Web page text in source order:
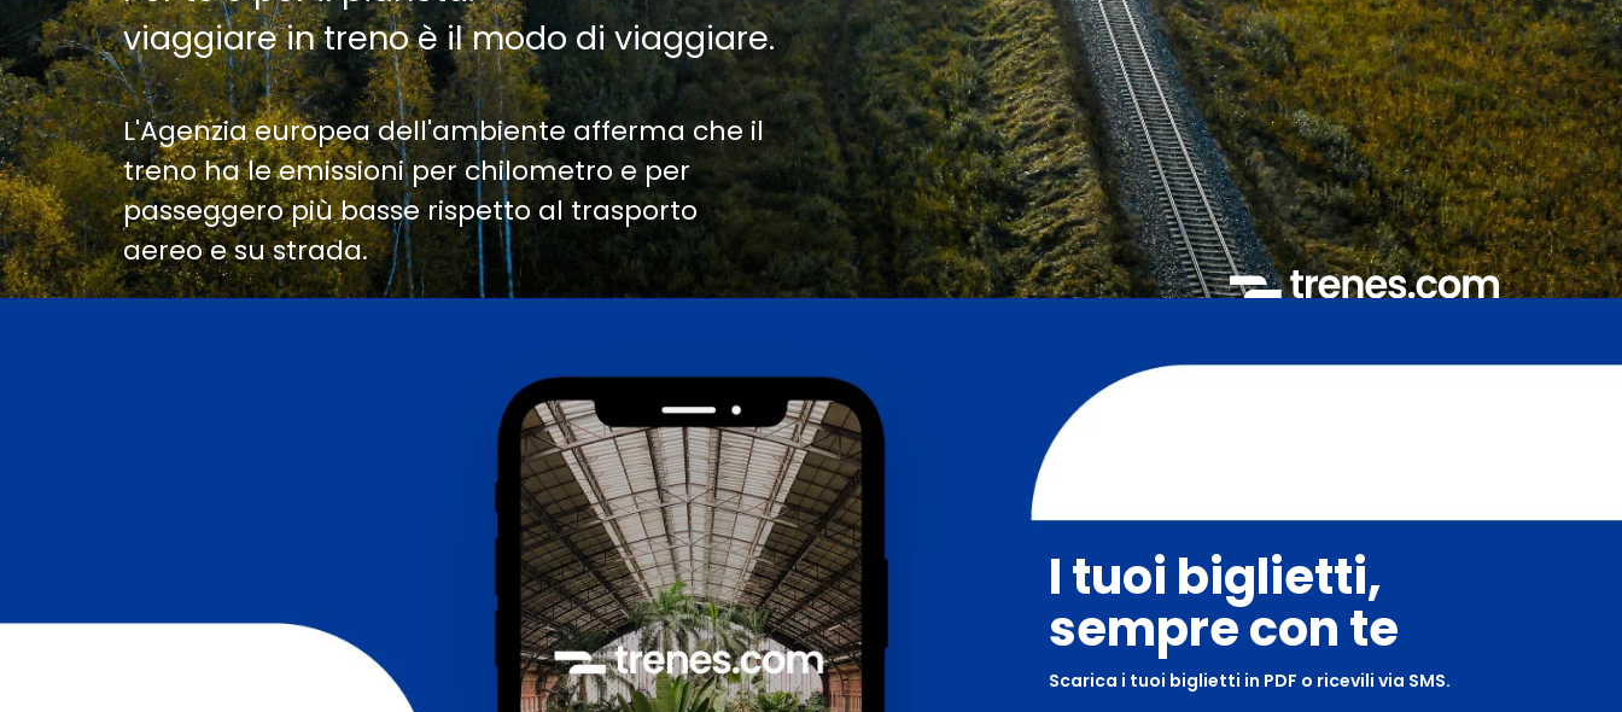
viaggiare in treno è il modo di viaggiare.
L'Agenzia europea dell'ambiente afferma che il
treno ha le emissioni per chilometro e per
passeggero più basse rispetto al trasporto
aereo e su strada.
I tuoi biglietti,
sempre con te
Scarica i tuoi biglietti in PDF o ricevili via SMS.